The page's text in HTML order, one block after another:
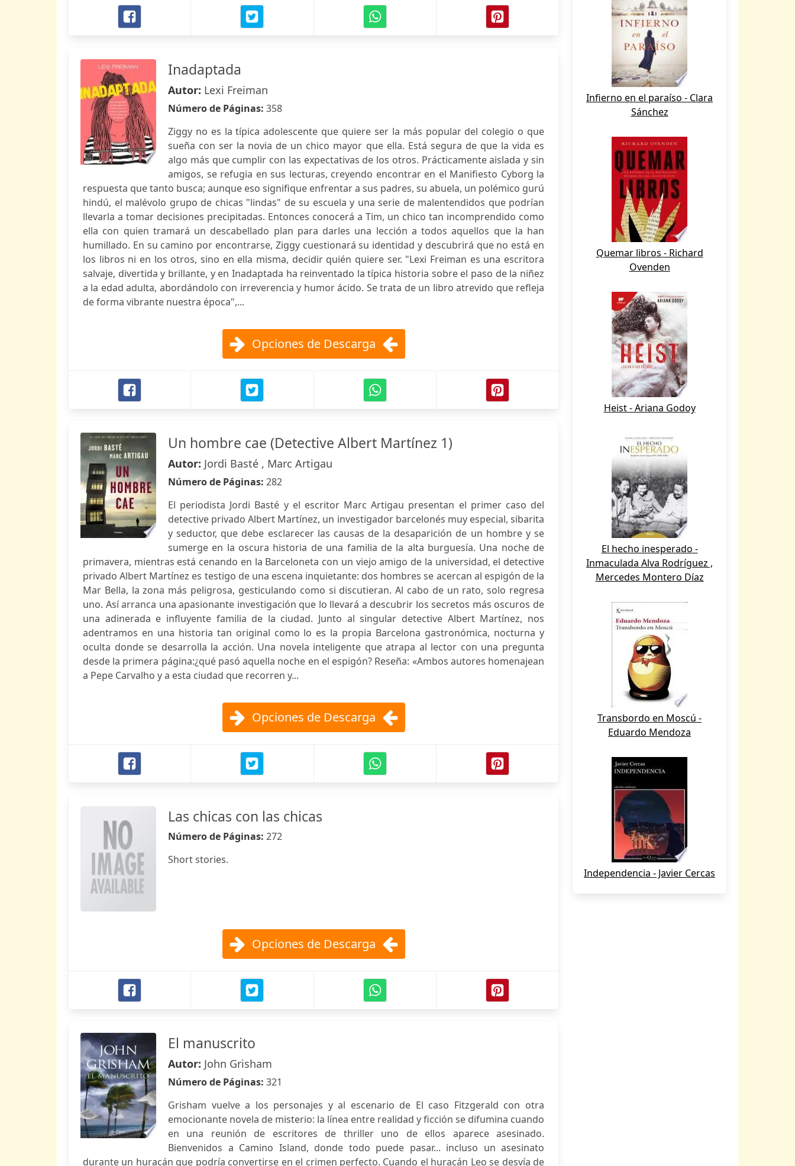
Inadaptada
Autor: Lexi Freiman
Número de Páginas: 358
Ziggy no es la típica adolescente que quiere ser la más popular del colegio o que
sueña con ser la novia de un chico mayor que ella. Está segura de que la vida es
algo más que cumplir con las expectativas de los otros. Prácticamente aislada y sin
amigos, se refugia en sus lecturas, creyendo encontrar en el Manifiesto Cyborg la
respuesta que tanto busca; aunque eso signifique enfrentar a sus padres, su abuela, un polémico gurú
hindú, el malévolo grupo de chicas "lindas" de su escuela y una serie de malentendidos que podrían
llevarla a tomar decisiones precipitadas. Entonces conocerá a Tim, un chico tan incomprendido como
ella con quien tramará un descabellado plan para darles una lección a todos aquellos que la han
humillado. En su camino por encontrarse, Ziggy cuestionará su identidad y descubrirá que no está en
los libros ni en los otros, sino en ella misma, decidir quién quiere ser. "Lexi Freiman es una escritora
salvaje, divertida y brillante, y en Inadaptada ha reinventado la típica historia sobre el paso de la niñez
a la edad adulta, abordándolo con irreverencia y humor ácido. Se trata de un libro atrevido que refleja
de forma vibrante nuestra época",...
Opciones de Descarga
Un hombre cae (Detective Albert Martínez 1)
Autor: Jordi Basté , Marc Artigau
Número de Páginas: 282
El periodista Jordi Basté y el escritor Marc Artigau presentan el primer caso del
detective privado Albert Martínez, un investigador barcelonés muy especial, sibarita
y seductor, que debe esclarecer las causas de la desaparición de un hombre y se
sumerge en la oscura historia de una familia de la alta burguesía. Una noche de
primavera, mientras está cenando en la Barceloneta con un viejo amigo de la universidad, el detective
privado Albert Martínez es testigo de una escena inquietante: dos hombres se acercan al espigón de la
Mar Bella, la zona más peligrosa, gesticulando como si discutieran. Al cabo de un rato, solo regresa
uno. Así arranca una apasionante investigación que lo llevará a descubrir los secretos más oscuros de
una adinerada e influyente familia de la ciudad. Junto al singular detective Albert Martínez, nos
adentramos en una historia tan original como lo es la propia Barcelona gastronómica, nocturna y
oculta donde se desarrolla la acción. Una novela inteligente que atrapa al lector con una pregunta
desde la primera página:¿qué pasó aquella noche en el espigón? Reseña: «Ambos autores homenajean
a Pepe Carvalho y a esta ciudad que recorren y...
Opciones de Descarga
Las chicas con las chicas
Número de Páginas: 272
Short stories.
Opciones de Descarga
El manuscrito
Autor: John Grisham
Número de Páginas: 321
Grisham vuelve a los personajes y al escenario de El caso Fitzgerald con otra
emocionante novela de misterio: la línea entre realidad y ficción se difumina cuando
en una reunión de escritores de thriller uno de ellos aparece asesinado.
Bienvenidos a Camino Island, donde todo puede pasar... incluso un asesinato
durante un huracán que podría convertirse en el crimen perfecto. Cuando el huracán Leo se desvía de
Infierno en el paraíso - Clara
Sánchez
Quemar libros - Richard
Ovenden
Heist - Ariana Godoy
El hecho inesperado -
Inmaculada Alva Rodríguez ,
Mercedes Montero Díaz
Transbordo en Moscú -
Eduardo Mendoza
Independencia - Javier Cercas